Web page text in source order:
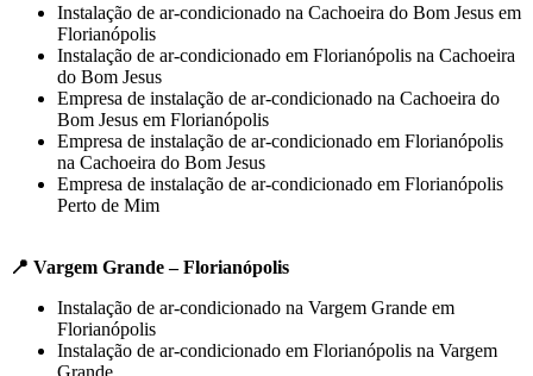
Instalação de ar-condicionado na Cachoeira do Bom Jesus em
Florianópolis
Instalação de ar-condicionado em Florianópolis na Cachoeira
do Bom Jesus
Empresa de instalação de ar-condicionado na Cachoeira do
Bom Jesus em Florianópolis
Empresa de instalação de ar-condicionado em Florianópolis
na Cachoeira do Bom Jesus
Empresa de instalação de ar-condicionado em Florianópolis
Perto de Mim
📍 Vargem Grande – Florianópolis
Instalação de ar-condicionado na Vargem Grande em
Florianópolis
Instalação de ar-condicionado em Florianópolis na Vargem
Grande